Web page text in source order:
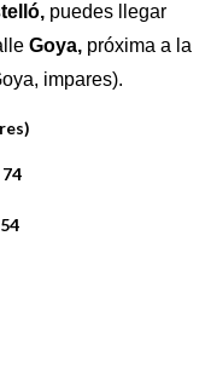
puedes llegar
Goya, próxima a la
impares).
74